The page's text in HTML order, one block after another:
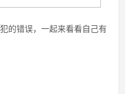
错误，一起来看看自己有